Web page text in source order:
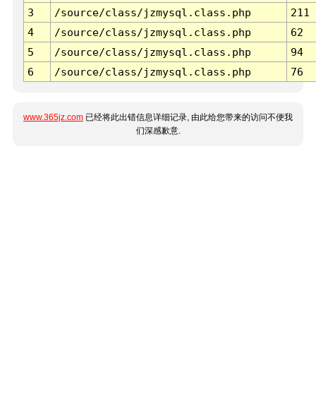
3 /source/class/jzmysql.class.php
211
4
/source/class/jzmysql.class.php
62
5
/source/class/jzmysql.class.php
94
6
/source/class/jzmysql.class.php 76
www.365jz.com 已经将此出错信息详细记录, 由此给您带来的访问不便我
们深感歉意.